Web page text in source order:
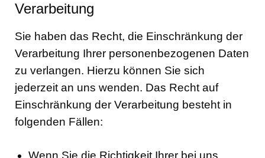
Verarbeitung
Sie haben das Recht, die Einschränkung der
Verarbeitung Ihrer personenbezogenen Daten
zu verlangen. Hierzu können Sie sich
jederzeit an uns wenden. Das Recht auf
Einschränkung der Verarbeitung besteht in
folgenden Fällen:
Wenn Sie die Richtigkeit Ihrer bei uns